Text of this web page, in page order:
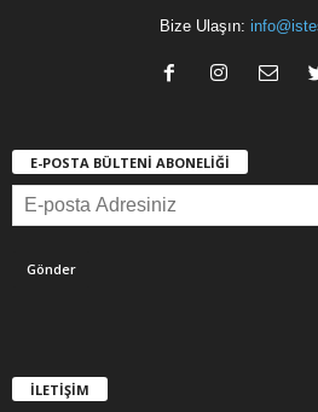
Bize Ulaşın:
E-POSTA BÜLTENİ ABONELİĞİ
İLETİŞİM